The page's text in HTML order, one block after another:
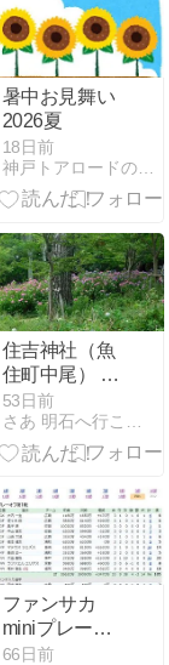
暑中お見舞い
2026夏
18日前
神戸トアロードの絵本屋さん えんかん舎
住吉神社（魚
住町中尾） あ
じさいの花 ＆
明石の新アイ
ドルユニット
Crew（ツイン
クルー）
53日前
ファンサカ
miniプレーオ
フ1 105点 ＆
66日前